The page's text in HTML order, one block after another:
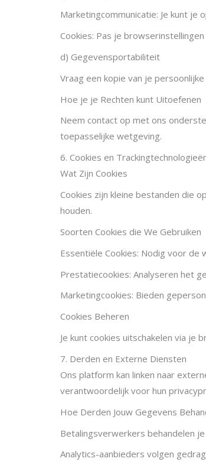
Marketingcommunicatie: Je kunt
Cookies: Pas je
d) Gegevensportabiliteit
Vraag een kopie van je
Hoe je je Rechten kunt Uitoefenen
Neem contact op met ons
toepasselijke wetgeving.
6. Cookies en
Wat Zijn Cookies
Cookies zijn kleine bestanden die
houden.
Soorten Cookies die We Gebruiken
Essentiële Cookies: Nodig voor de
Prestatiecookies: Analyseren het
Marketingcookies: Bieden
Cookies Beheren
Je kunt cookies uitschakelen via je
7. Derden en Externe Diensten
Ons platform kan linken naar
verantwoordelijk voor hun
Hoe Derden Jouw Gegevens
Betalingsverwerkers behandelen
Analytics-aanbieders volgen